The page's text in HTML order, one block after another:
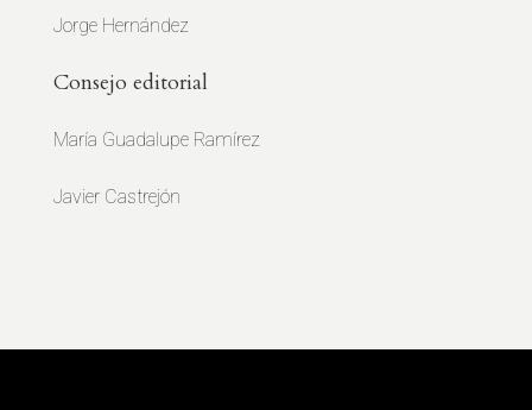
Jorge Hernández
Consejo editorial
María Guadalupe Ramírez
Javier Castrejón